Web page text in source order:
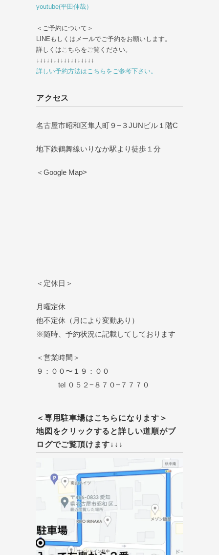
youtube(平田伸哉）
＜ご予約について＞
LINEもしくはメールでご予約をお願いします。
詳しくはこちらをご覧ください。
↓↓↓↓↓↓↓↓↓↓↓↓↓↓↓↓↓
詳しい予約方法はこちらをご参考下さい。
アクセス
名古屋市昭和区隼人町９−３JUNビル１階C
地下鉄鶴舞線いりなか駅より徒歩１分
＜Google Map>
＜定休日＞
月曜定休
他不定休（月により変動あり）
※随時、予約状況に記載してしております
＜営業時間＞
９：００〜１９：００
tel ０５２−８７０−７７７０
＜専用駐車場はこちらになります＞
地図をクリックすると詳しい道順がブ
ログでご覧頂けます↓↓↓